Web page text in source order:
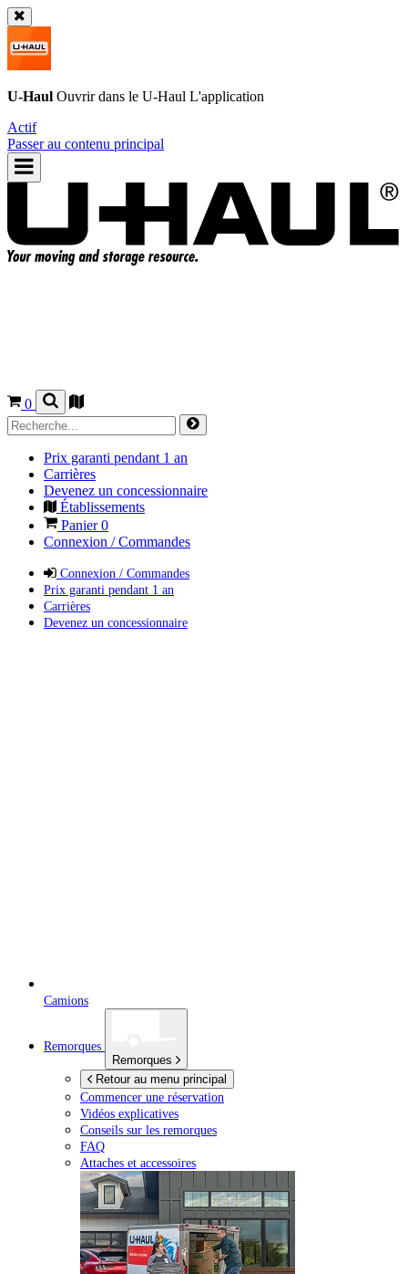
U-Haul Ouvrir dans le U-Haul L'application
Actif
Passer au contenu principal
0
Prix garanti pendant 1 an
Carrières
Devenez un concessionnaire
Établissements
Panier0
Connexion / Commandes
Connexion / Commandes
Prix garanti pendant 1 an
Carrières
Devenez un concessionnaire
Camions
Remorques
Remorques
Retour au menu principal
Commencer une réservation
Vidéos explicatives
Conseils sur les remorques
FAQ
Attaches et accessoires